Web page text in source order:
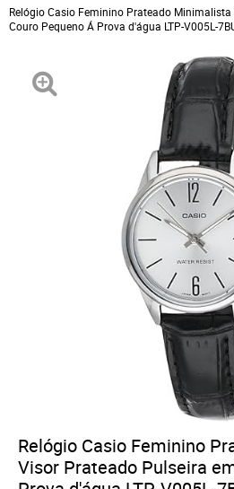
Relógio Casio Feminino Prateado
Couro Pequeno Á Prova d'água LTP-V005L-
Relógio Casio Feminino
Visor Prateado Pulseira